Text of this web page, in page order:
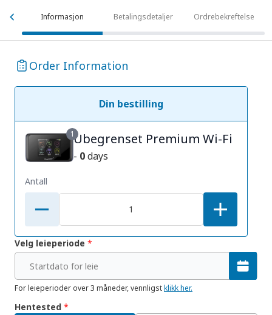
Informasjon Betalingsdetaljer Ordrebekreftelse
Order Information
Din bestilling
1Ubegrenset Premium Wi-Fi
- 0days
Antall
Velg leieperiode *
Startdato for leie
For leieperioder over 3 måneder, vennligstklikk her.
Hentested *